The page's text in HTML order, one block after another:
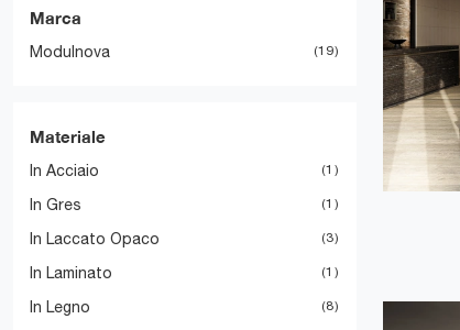
Marca
Modulnova 19
Materiale
In Acciaio 1
In Gres 1
In Laccato Opaco 3
In Laminato 1
In Legno 8